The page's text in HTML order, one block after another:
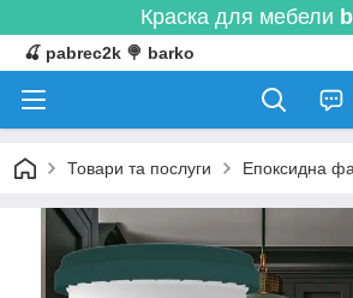
Краска для мебели
🍒 pabrec2k 🍭 barko
Товари та послуги Епоксидна